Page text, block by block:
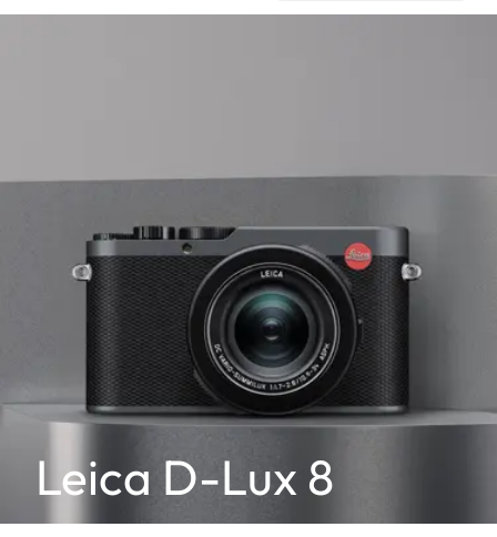
Leica D-Lux 8